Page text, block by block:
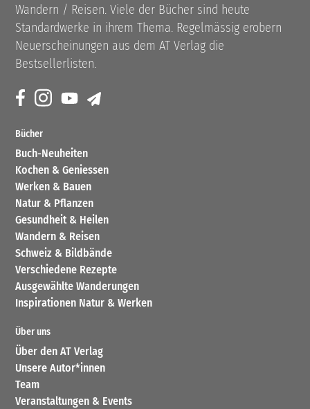
Wandern / Reisen. Viele der Bücher sind heute
Standardwerke in ihrem Thema. Regelmässig erobern
Neuerscheinungen aus dem AT Verlag die
Bestsellerlisten.
Bücher
Buch-Neuheiten
Kochen & Geniessen
Werken & Bauen
Natur & Pflanzen
Gesundheit & Heilen
Wandern & Reisen
Schweiz & Bildbände
Verschiedene Rezepte
Ausgewählte Wanderungen
Inspirationen Natur & Werken
Über uns
Über den AT Verlag
Unsere Autor*innen
Team
Veranstaltungen & Events